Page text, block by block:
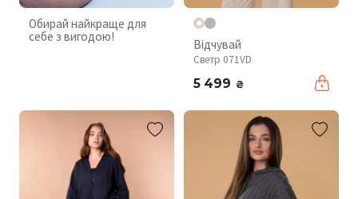
Обирай найкраще для
себе з вигодою!
Відчувай
Светр 071VD
5 499 ₴